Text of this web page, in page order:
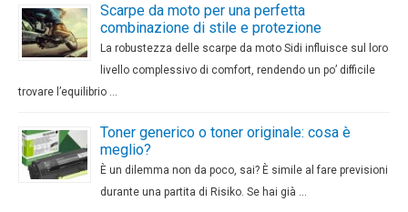
Scarpe da moto per una perfetta
combinazione di stile e protezione
La robustezza delle scarpe da moto Sidi influisce sul loro
livello complessivo di comfort, rendendo un po’ difficile
trovare l’equilibrio …
Toner generico o toner originale: cosa è
meglio?
È un dilemma non da poco, sai? È simile al fare previsioni
durante una partita di Risiko. Se hai già …